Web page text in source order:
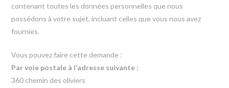
contenant toutes les données personnelles que nous
possédons à votre sujet, incluant celles que vous nous avez
fournies.
Vous pouvez faire cette demande :
Par voie postale à l’adresse suivante :
360 chemin des oliviers